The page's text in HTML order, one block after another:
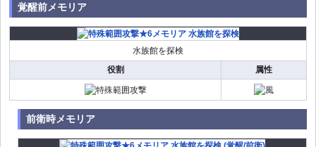
覚醒前メモリア
水族館を探検
役割
属性
前衛時メモリア